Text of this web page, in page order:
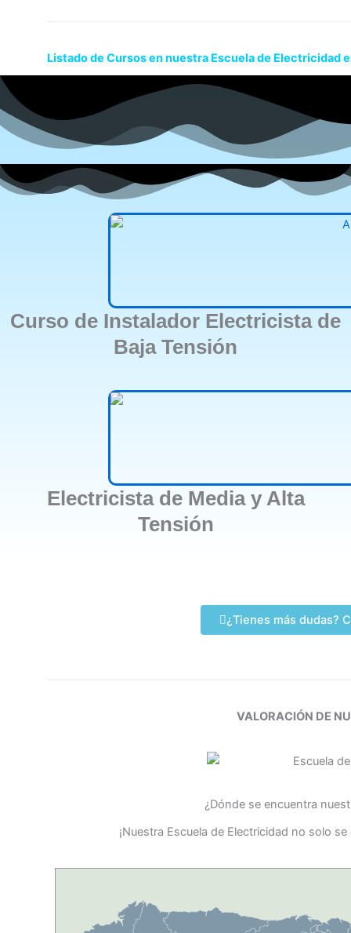
Listado de Cursos en nuestra Escuela de Electricidad
Curso de Instalador Electricista de
Baja Tensión
Electricista de Media y Alta
Tensión
¿Tienes más dudas?
VALORACIÓN DE
¿Dónde se encuentra
¡Nuestra Escuela de Electricidad no solo